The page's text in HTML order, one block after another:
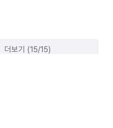
더보기 (15/15)